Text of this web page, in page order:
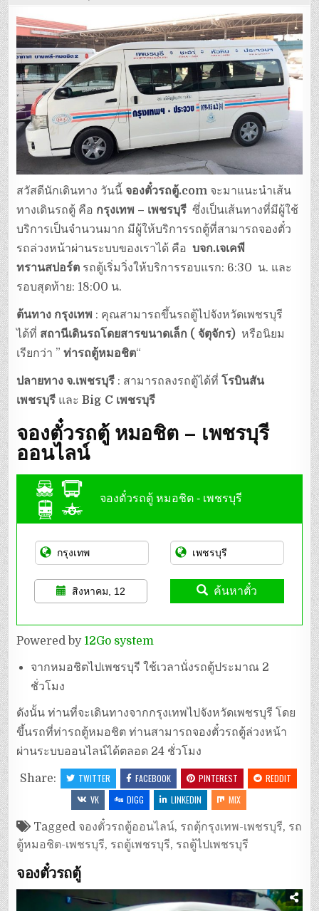
ตู้
หมอชิต
–
เพชรบุรี
สวัสดีนักเดินทาง วันนี้จองตั๋วรถตู้.com จะมาแนะนำเส้น
ทางเดินรถตู้ คือ กรุงเทพ – เพชรบุรี ซึ่งเป็นเส้นทางที่มีผู้ใช้
บริการเป็นจำนวนมาก มีผู้ให้บริการรถตู้ที่สามารถจองตั๋ว
รถล่วงหน้าผ่านระบบของเราได้ คือ บจก.เจเคพี
ทรานสปอร์ต รถตู้เริ่มวิ่งให้บริการรอบแรก: 6:30 น. และ
รอบสุดท้าย: 18:00 น.
ต้นทาง กรุงเทพ : คุณสามารถขึ้นรถตู้ไปจังหวัดเพชรบุรี
ได้ที่ สถานีเดินรถโดยสารขนาดเล็ก ( จัตุจักร) หรือนิยม
เรียกว่า ”ท่ารถตู้หมอชิต“
ปลายทาง จ.เพชรบุรี : สามารถลงรถตู้ได้ที่โรบินสัน
เพชรบุรี และBig C เพชรบุรี
จองตั๋วรถตู้ หมอชิต – เพชรบุรี
ออนไลน์
จองตั๋วรถตู้ หมอชิต - เพชรบุรี
สิงหาคม, 12 ค้นหาตั๋ว
Powered by 12Go system
จากหมอชิตไปเพชรบุรี ใช้เวลานั่งรถตู้ประมาณ 2
ชั่วโมง
ดังนั้น ท่านที่จะเดินทางจากกรุงเทพไปจังหวัดเพชรบุรี โดย
ขึ้นรถที่ท่ารถตู้หมอชิต ท่านสามารถจองตั๋วรถตู้ล่วงหน้า
ผ่านระบบออนไลน์ได้ตลอด 24 ชั่วโมง
Share: TWITTER FACEBOOK PINTEREST
REDDIT
VK
DIGG LINKEDIN MIX
Tagged จองตั๋วรถตู้ออนไลน์, รถตุ้กรุงเทพ-เพชรบุรี, รถ
ตู้หมอชิต-เพชรบุรี, รถตู้เพชรบุรี, รถตู้ไปเพชรบุรี
จองตั๋วรถตู้